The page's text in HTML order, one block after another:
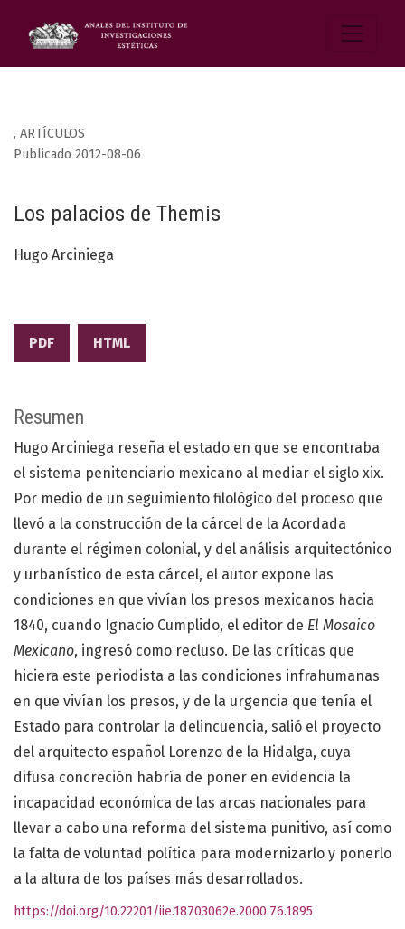
, ARTÍCULOS
Los palacios de Themis
Publicado 2012-08-06
Hugo Arciniega
PDF HTML
Resumen
Hugo Arciniega reseña el estado en que se encontraba
el sistema penitenciario mexicano al mediar el siglo xix.
Por medio de un seguimiento filológico del proceso que
llevó a la construcción de la cárcel de la Acordada
durante el régimen colonial, y del análisis arquitectónico
y urbanístico de esta cárcel, el autor expone las
condiciones en que vivían los presos mexicanos hacia
1840, cuando Ignacio Cumplido, el editor de El Mosaico
Mexicano, ingresó como recluso. De las críticas que
hiciera este periodista a las condiciones infrahumanas
en que vivían los presos, y de la urgencia que tenía el
Estado para controlar la delincuencia, salió el proyecto
del arquitecto español Lorenzo de la Hidalga, cuya
difusa concreción habría de poner en evidencia la
incapacidad económica de las arcas nacionales para
llevar a cabo una reforma del sistema punitivo, así como
la falta de voluntad política para modernizarlo y ponerlo
a la altura de los países más desarrollados.
https://doi.org/10.22201/iie.18703062e.2000.76.1895